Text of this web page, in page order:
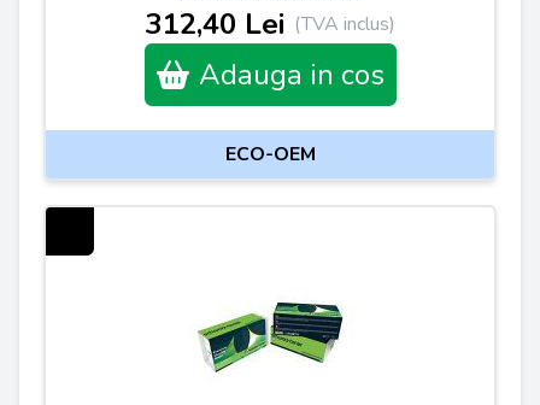
312,40 Lei (TVA inclus)
Adauga in cos
ECO-OEM